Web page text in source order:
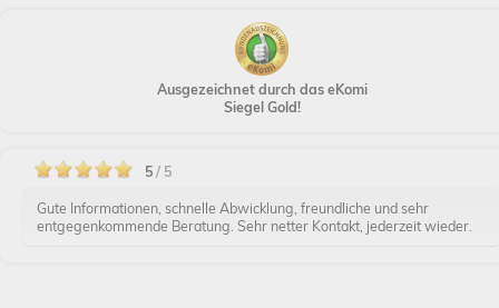
Ausgezeichnet durch das eKomi
Siegel Gold!
5/ 5
Gute Informationen, schnelle Abwicklung, freundliche und sehr
entgegenkommende Beratung. Sehr netter Kontakt, jederzeit wieder.